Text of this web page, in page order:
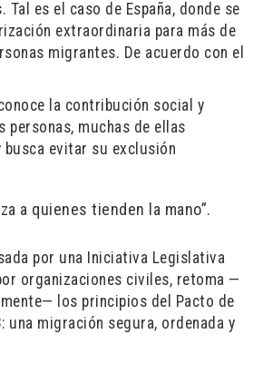
Tal es el caso de España, donde se
extraordinaria para más de
migrantes. De acuerdo con el
la contribución social y
personas, muchas de ellas
busca evitar su exclusión
a quienes tienden la mano”.
por una Iniciativa Legislativa
organizaciones civiles, retoma —
los principios del Pacto de
una migración segura, ordenada y